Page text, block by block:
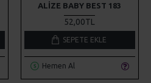
ALIZE BABY BEST 183
52,00TL
SEPETE EKLE
Hemen Al